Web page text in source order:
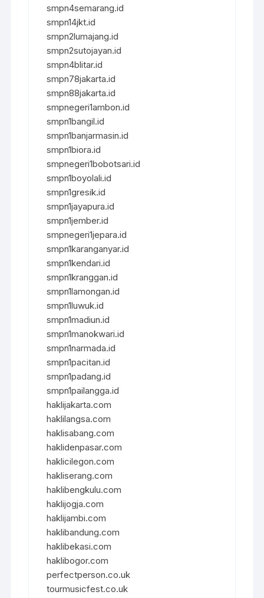
smpn4semarang.id
smpn14jkt.id
smpn2lumajang.id
smpn2sutojayan.id
smpn4blitar.id
smpn78jakarta.id
smpn88jakarta.id
smpnegeri1ambon.id
smpn1bangil.id
smpn1banjarmasin.id
smpn1biora.id
smpnegeri1bobotsari.id
smpn1boyolali.id
smpn1gresik.id
smpn1jayapura.id
smpn1jember.id
smpnegeri1jepara.id
smpn1karanganyar.id
smpn1kendari.id
smpn1kranggan.id
smpn1lamongan.id
smpn1luwuk.id
smpn1madiun.id
smpn1manokwari.id
smpn1narmada.id
smpn1pacitan.id
smpn1padang.id
smpn1pailangga.id
haklijakarta.com
haklilangsa.com
haklisabang.com
haklidenpasar.com
haklicilegon.com
hakliserang.com
haklibengkulu.com
haklijogja.com
haklijambi.com
haklibandung.com
haklibekasi.com
haklibogor.com
perfectperson.co.uk
tourmusicfest.co.uk